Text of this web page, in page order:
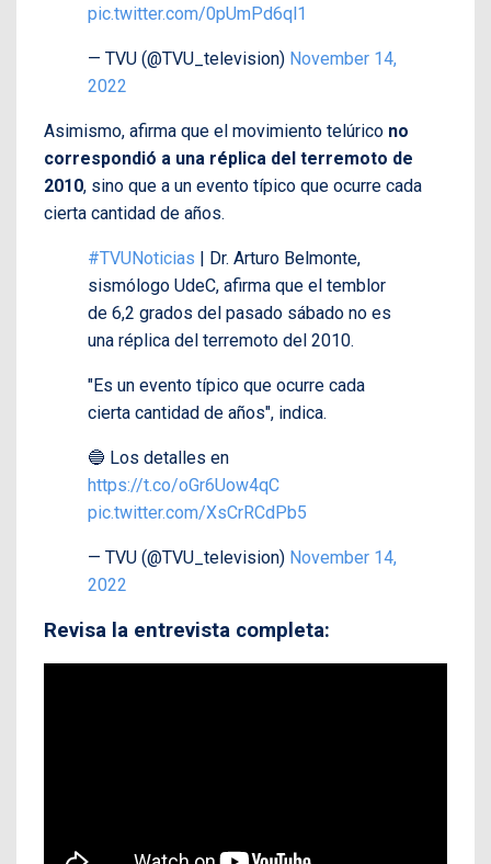
pic.twitter.com/0pUmPd6ql1
— TVU (@TVU_television) November 14,
2022
Asimismo, afirma que el movimiento telúrico no
correspondió a una réplica del terremoto de
2010, sino que a un evento típico que ocurre cada
cierta cantidad de años.
#TVUNoticias | Dr. Arturo Belmonte,
sismólogo UdeC, afirma que el temblor
de 6,2 grados del pasado sábado no es
una réplica del terremoto del 2010.
"Es un evento típico que ocurre cada
cierta cantidad de años", indica.
🔵 Los detalles en
https://t.co/oGr6Uow4qC
pic.twitter.com/XsCrRCdPb5
— TVU (@TVU_television) November 14,
2022
Revisa la entrevista completa: